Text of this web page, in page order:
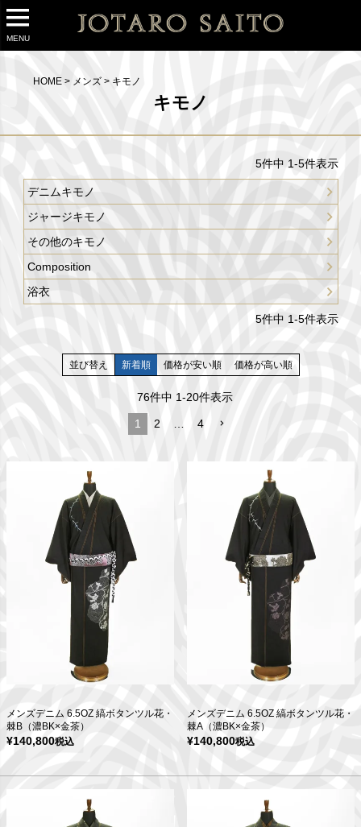
MENU
HOME メンズ キモノ
キモノ
5件中 1-5件表示
デニムキモノ
ジャージキモノ
その他のキモノ
Composition
浴衣
5件中 1-5件表示
並び替え 新着順 価格が安い順 価格が高い順
76件中 1-20件表示
1 2 … 4
メンズデニム 6.5OZ 縞ボタンツル花・
棘B（濃BK×金茶）
¥140,800税込
メンズデニム 6.5OZ 縞ボタンツル花・
棘A（濃BK×金茶）
¥140,800税込